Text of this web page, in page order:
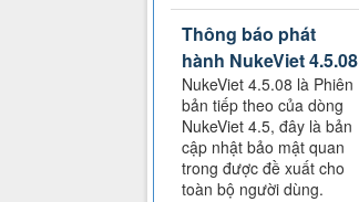
Thông báo phát
hành NukeViet 4.5.08
NukeViet 4.5.08 là Phiên
bản tiếp theo của dòng
NukeViet 4.5, đây là bản
cập nhật bảo mật quan
trong được đề xuất cho
toàn bộ người dùng.